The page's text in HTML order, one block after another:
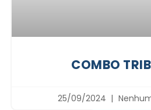
COMBO
25/09/2024